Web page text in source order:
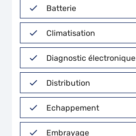
Batterie
Climatisation
Diagnostic électronique
Distribution
Echappement
Embrayage